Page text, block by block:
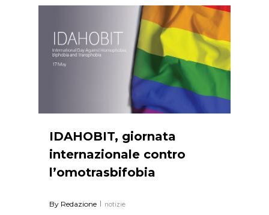
IDAHOBIT, giornata
internazionale contro
l’omotrasbifobia
By Redazione notizie